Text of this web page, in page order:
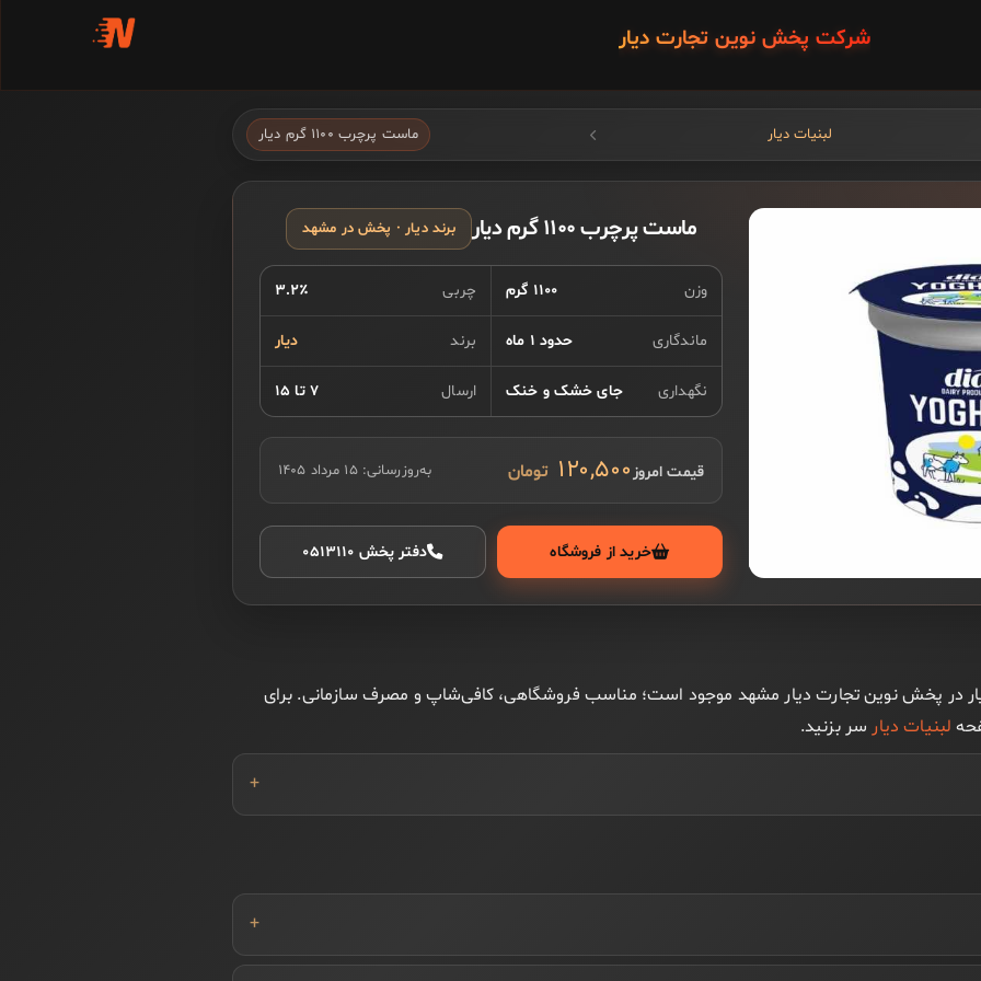
شرکت پخش نوین تجارت دیار
لبنیات دیار ماست پرچرب ۱۱۰۰ گرم دیار
ماست پرچرب ۱۱۰۰ گرم دیار برند دیار · پخش در مشهد
وزن ۱۱۰۰ گرم چربی ۳.۲٪
ماندگاری حدود ۱ ماه برند دیار
نگهداری جای خشک و خنک ارسال ۷ تا ۱۵
قیمت امروز۱۲۰,۵۰۰ به‌روزرسانی:۱۵ مرداد ۱۴۰۵
خرید از فروشگاه دفتر پخش ۰۵۱۳۱۱۰
دیار از برند دیار در پخش نوین تجارت دیار مشهد موجود است؛ مناسب فروشگاهی، کافی‌شاپ و مصرف سازمانی. برای
لبنیات دیارسر بزنید.